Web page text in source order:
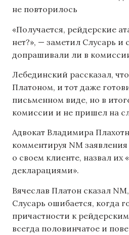
не повторилось
«Получается, рейдерские
нет?», — заметил Слусарь и
допрашивали ли в
Лебединский рассказал,
Платоном, и тот даже
письменном виде, но в
комиссии и не пришел на
Адвокат Владимира
комментируя NM
о своем клиенте, назвал их
декларациями».
Вячеслав Платон сказал
Слусарь ошибается, когда
причастности к
всегда половинчатое и